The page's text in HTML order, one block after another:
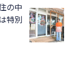
の中
特別